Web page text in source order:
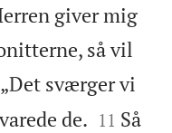
giver mig
så vil
„Det sværger vi
de. 

11 Så